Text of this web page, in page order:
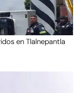
en Tlalnepantla